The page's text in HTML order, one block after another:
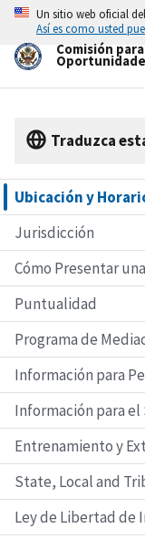
Skip
main
content
Un sitio web oficial
Así es como usted
Comisión
Traduzca
Ubicación y
Jurisdicción
Cómo Presentar
Puntualidad
Programa de
Información para
Información para
Entrenamiento y
State, Local and
Ley de Libertad de